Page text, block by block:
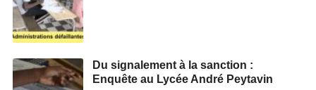
Du signalement à la sanction :
Enquête au Lycée André Peytavin